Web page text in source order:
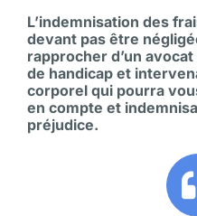
L’indemnisation des
devant pas être
rapprocher d’un
de handicap et
corporel qui pourra
en compte et
préjudice.